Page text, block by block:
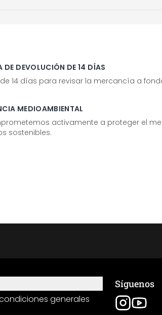
DE DEVOLUCIÓN DE 14 DÍAS
14 días para revisar la mercancía a
MEDIOAMBIENTAL
activamente a proteger el
sostenibles.
generales
Síguenos